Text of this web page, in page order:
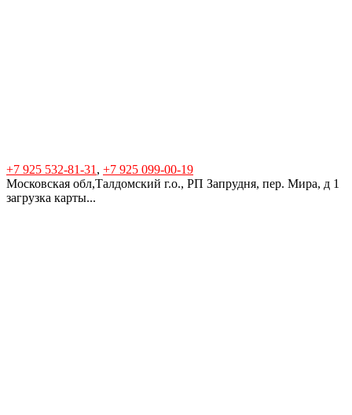
+7 925 532-81-31 , +7 925 099-00-19
Московская обл,Талдомский г.о., РП Запрудня, пер. Мира, д 1
загрузка карты...